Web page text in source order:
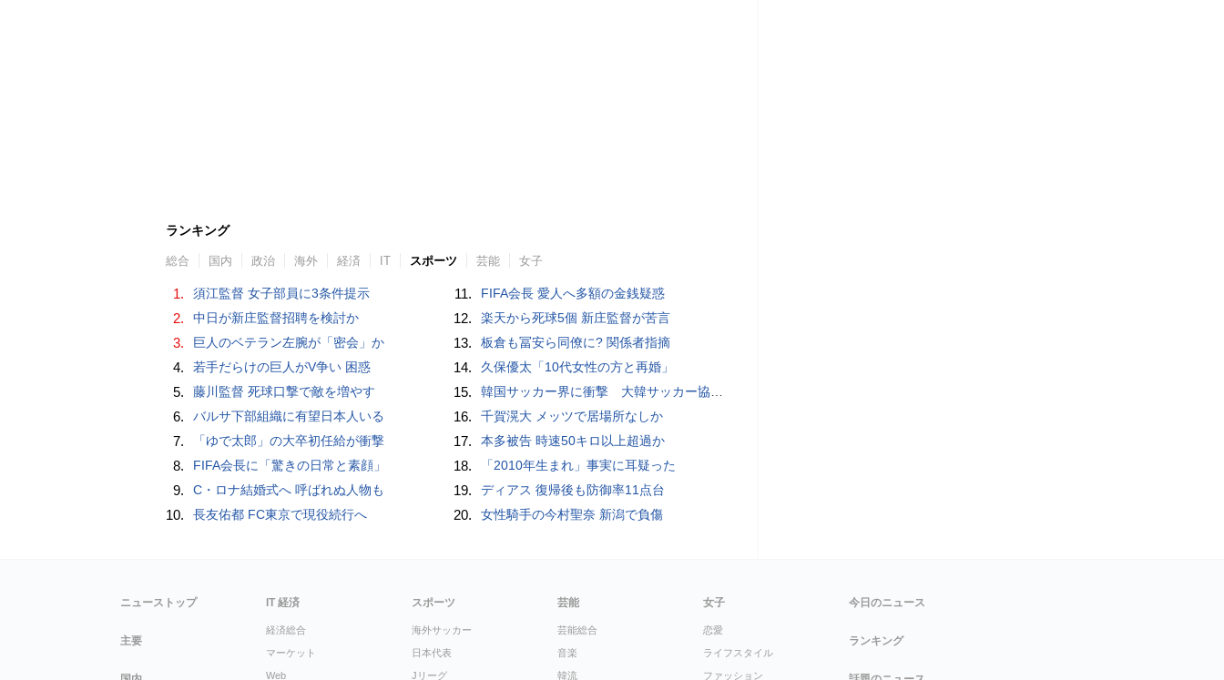
ランキング
総合 国内 政治 海外 経済 IT スポーツ 芸能 女子
1. 須江監督 女子部員に3条件提示
2. 中日が新庄監督招聘を検討か
3. 巨人のベテラン左腕が「密会」か
4. 若手だらけの巨人がV争い 困惑
5. 藤川監督 死球口撃で敵を増やす
6. バルサ下部組織に有望日本人いる
7. 「ゆで太郎」の大卒初任給が衝撃
8. FIFA会長に「驚きの日常と素顔」
9. C・ロナ結婚式へ 呼ばれぬ人物も
10. 長友佑都 FC東京で現役続行へ
11. FIFA会長 愛人へ多額の金銭疑惑
12. 楽天から死球5個 新庄監督が苦言
13. 板倉も冨安ら同僚に? 関係者指摘
14. 久保優太「10代女性の方と再婚」
15. 韓国サッカー界に衝撃 大韓サッカー協会に外国人審判への“性的接待”疑惑 韓国メディアが報道
16. 千賀滉大 メッツで居場所なしか
17. 本多被告 時速50キロ以上超過か
18. 「2010年生まれ」事実に耳疑った
19. ディアス 復帰後も防御率11点台
20. 女性騎手の今村聖奈 新潟で負傷
ニューストップ
主要
IT 経済
経済総合
マーケット
Web
スポーツ
海外サッカー
日本代表
Jリーグ
芸能
芸能総合
音楽
韓流
女子
恋愛
ライフスタイル
ファッション
今日のニュース
ランキング